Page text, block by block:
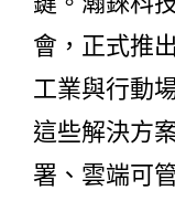
會，正式推
工業與行動
這些解決方
署、雲端可